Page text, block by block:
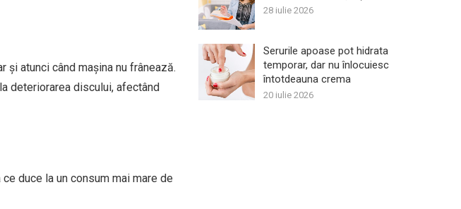
și atunci când mașina nu frânează.
deteriorarea discului, afectând
duce la un consum mai mare de
28 iulie 2026
Serurile apoase pot hidrata
temporar, dar nu înlocuiesc
întotdeauna crema
20 iulie 2026